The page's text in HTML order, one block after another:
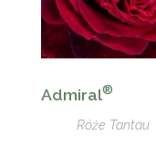
Admiral®
Róże Tantau